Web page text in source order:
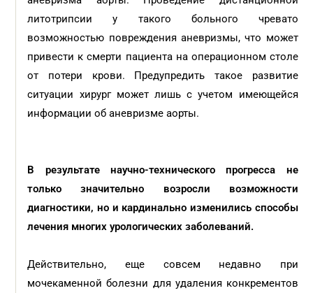
литотрипсии у такого больного чревато
возможностью повреждения аневризмы, что может
привести к смерти пациента на операционном столе
от потери крови. Предупредить такое развитие
ситуации хирург может лишь с учетом имеющейся
информации об аневризме аорты.
В результате научно-технического прогресса не
только значительно возросли возможности
диагностики, но и кардинально изменились способы
лечения многих урологических заболеваний.
Действительно, еще совсем недавно при
мочекаменной болезни для удаления конкрементов